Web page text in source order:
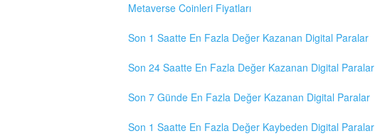
Metaverse Coinleri Fiyatları
Son 1 Saatte En Fazla Değer Kazanan Digital Paralar
Son 24 Saatte En Fazla Değer Kazanan Digital Paralar
Son 7 Günde En Fazla Değer Kazanan Digital Paralar
Son 1 Saatte En Fazla Değer Kaybeden Digital Paralar